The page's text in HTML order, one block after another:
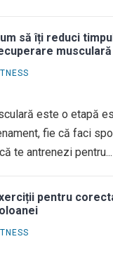
să îți reduci
musculară
este o etapă
fie că faci
te antrenezi pentru...
pentru